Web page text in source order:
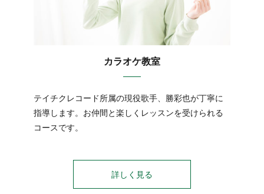
カラオケ教室
テイチクレコード所属の現役歌手、勝彩也が丁寧に
指導します。お仲間と楽しくレッスンを受けられる
コースです。
詳しく見る